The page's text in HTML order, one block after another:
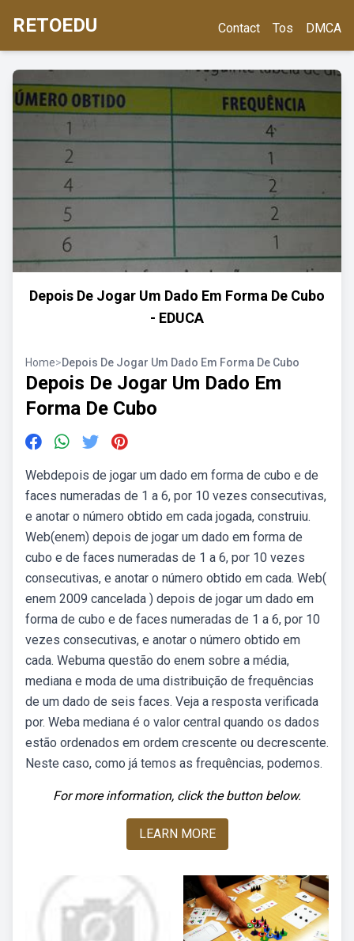
RETOEDU Contact Tos DMCA
Depois De Jogar Um Dado Em Forma De Cubo
- EDUCA
Home>Depois De Jogar Um Dado Em Forma De Cubo
Depois De Jogar Um Dado Em
Forma De Cubo
Webdepois de jogar um dado em forma de cubo e de
faces numeradas de 1 a 6, por 10 vezes consecutivas,
e anotar o número obtido em cada jogada, construiu.
Web(enem) depois de jogar um dado em forma de
cubo e de faces numeradas de 1 a 6, por 10 vezes
consecutivas, e anotar o número obtido em cada. Web(
enem 2009 cancelada ) depois de jogar um dado em
forma de cubo e de faces numeradas de 1 a 6, por 10
vezes consecutivas, e anotar o número obtido em
cada. Webuma questão do enem sobre a média,
mediana e moda de uma distribuição de frequências
de um dado de seis faces. Veja a resposta verificada
por. Weba mediana é o valor central quando os dados
estão ordenados em ordem crescente ou decrescente.
Neste caso, como já temos as frequências, podemos.
For more information, click the button below.
LEARN MORE